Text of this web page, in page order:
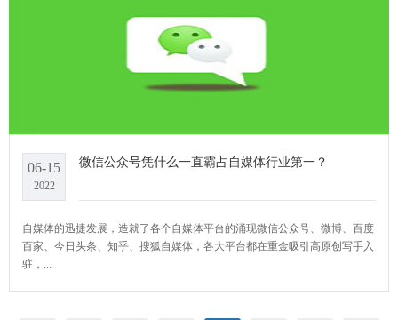
06-15
2022
微信公众号凭什么一直霸占自媒体行业第一？
自媒体的迅捷发展，造就了各个自媒体平台的涌现微信公众号、微博、百度
百家、今日头条、知乎、搜狐自媒体，各大平台都在重金吸引高原创写手入
驻，...